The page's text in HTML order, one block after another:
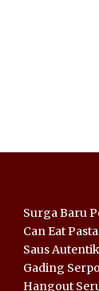
Surga Baru
Can Eat
Saus
Gading
Hangout